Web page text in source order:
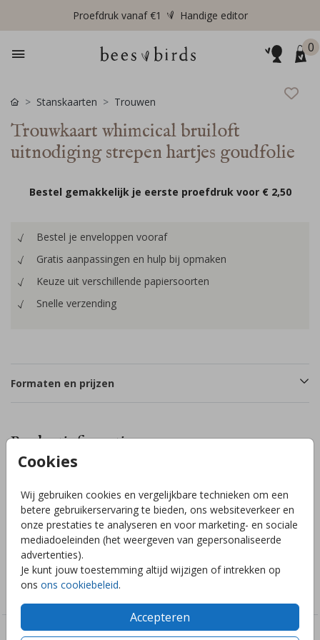
Proefdruk vanaf €1 Handige editor
0
Cookies
Wij gebruiken cookies en vergelijkbare technieken om een
betere gebruikerservaring te bieden, ons websiteverkeer en
onze prestaties te analyseren en voor marketing- en sociale
mediadoeleinden (het weergeven van gepersonaliseerde
advertenties).
Je kunt jouw toestemming altijd wijzigen of intrekken op
ons ons cookiebeleid.
Accepteren
Stanskaarten Trouwen
Trouwkaart whimcical bruiloft
uitnodiging strepen hartjes goudfolie
Bestel gemakkelijk je eerste proefdruk voor € 2,50
Bestel je enveloppen vooraf
Gratis aanpassingen en hulp bij opmaken
Keuze uit verschillende papiersoorten
Snelle verzending
Formaten en prijzen
Productinformatie
Heel mooie trouwkaart met een golfjesrand in beige
zandkleuren en goudfolie. Heb je hulp nodig of kom je er
niet uit? Stuur ons een berichtje en wij helpen je graag!
Collectie